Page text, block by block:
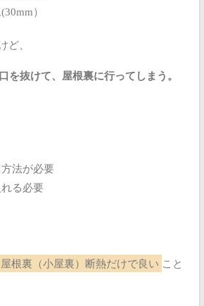
）
ど、
を抜けて、屋根裏に行ってしまう。
法が必要
る必要
屋根裏（小屋裏）断熱だけで良い こと